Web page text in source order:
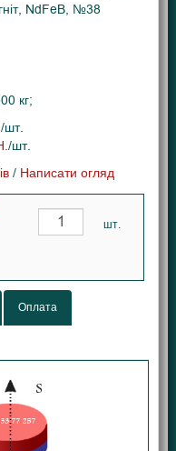
NdFeB, №38
кг;
/шт.
/шт.
/ Написати огляд
шт.
Оплата